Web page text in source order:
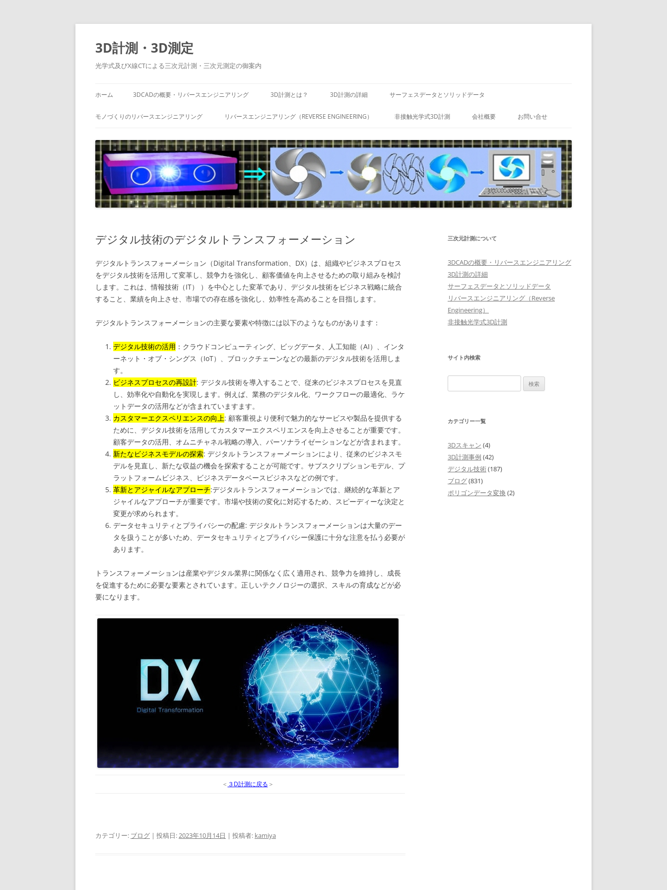
コ
ン
ツ
へ
ス
3D計測・3D測定
光学式及びX線CTによる三次元計測・三次元測定の御案内
ホーム 3DCADの概要・リバースエンジニアリング 3D計測とは？ 3D計測の詳細 サーフェスデータとソリッドデータ
モノづくりのリバースエンジニアリング リバースエンジニアリング（REVERSE ENGINEERING） 非接触光学式3D計測 会社概要 お問い合せ
デジタル技術のデジタルトランスフォーメーション
デジタルトランスフォーメーション（Digital Transformation、DX）は、組織やビジネスプロセス
をデジタル技術を活用して変革し、競争力を強化し、顧客価値を向上させるための取り組みを検討
します。これは、情報技術（IT） ）を中心とした変革であり、デジタル技術をビジネス戦略に統合
すること、業績を向上させ、市場での存在感を強化し、効率性を高めることを目指します。
デジタルトランスフォーメーションの主要な要素や特徴には以下のようなものがあります：
デジタル技術の活用 ：クラウドコンピューティング、ビッグデータ、人工知能（AI）、インタ
ーネット・オブ・シングス（IoT）、ブロックチェーンなどの最新のデジタル技術を活用しま
す。
ビジネスプロセスの再設計: デジタル技術を導入することで、従来のビジネスプロセスを見直
し、効率化や自動化を実現します。例えば、業務のデジタル化、ワークフローの最適化、ラケ
ットデータの活用などが含まれていますます。
カスタマーエクスペリエンスの向上: 顧客重視より便利で魅力的なサービスや製品を提供する
ために、デジタル技術を活用してカスタマーエクスペリエンスを向上させることが重要です。
顧客データの活用、オムニチャネル戦略の導入、パーソナライゼーションなどが含まれます。
新たなビジネスモデルの探索: デジタルトランスフォーメーションにより、従来のビジネスモ
デルを見直し、新たな収益の機会を探索することが可能です。サブスクリプションモデル、プ
ラットフォームビジネス、ビジネスデータベースビジネスなどの例です。
革新とアジャイルなアプローチ:デジタルトランスフォーメーションでは、継続的な革新とア
ジャイルなアプローチが重要です。市場や技術の変化に対応するため、スピーディーな決定と
変更が求められます。
データセキュリティとプライバシーの配慮: デジタルトランスフォーメーションは大量のデー
タを扱うことが多いため、データセキュリティとプライバシー保護に十分な注意を払う必要が
あります。
トランスフォーメーションは産業やデジタル業界に関係なく広く適用され、競争力を維持し、成長
を促進するために必要な要素とされています。正しいテクノロジーの選択、スキルの育成などが必
要になります。
＜ ３D計測に戻る ＞
カテゴリー: ブログ | 投稿日:2023年10月14日 | 投稿者: kamiya
三次元計測について
3DCADの概要・リバースエンジニアリング
3D計測の詳細
サーフェスデータとソリッドデータ
リバースエンジニアリング（Reverse
Engineering）
非接触光学式3D計測
サイト内検索
索:
カテゴリー一覧
3Dスキャン (4)
3D計測事例 (42)
デジタル技術(187)
ブログ(831)
ポリゴンデータ変換 (2)